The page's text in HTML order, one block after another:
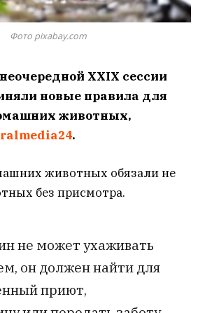
Фото pixabay.com
XXIX сессии
новые правила для
животных,
.
животных обязали не
без присмотра.
не может ухаживать
он должен найти для
приют,